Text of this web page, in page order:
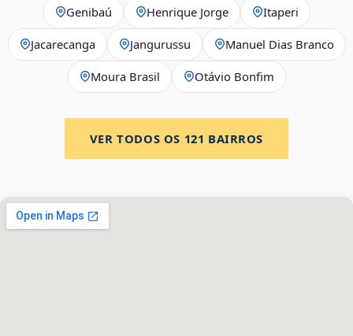
Genibaú Henrique Jorge Itaperi
Jacarecanga Jangurussu Manuel Dias Branco
Moura Brasil Otávio Bonfim
VER TODOS OS 121 BAIRROS